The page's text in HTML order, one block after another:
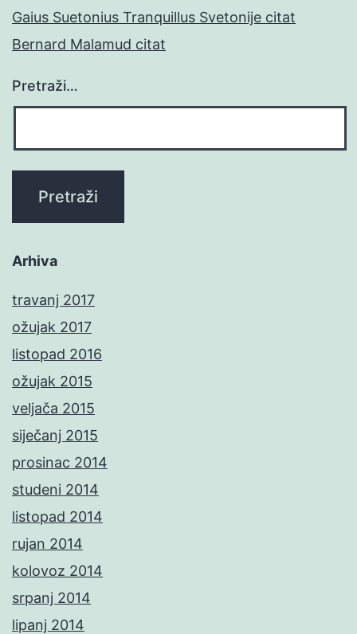
Gaius Suetonius Tranquillus Svetonije citat
Bernard Malamud citat
Pretraži…
Arhiva
travanj 2017
ožujak 2017
listopad 2016
ožujak 2015
veljača 2015
siječanj 2015
prosinac 2014
studeni 2014
listopad 2014
rujan 2014
kolovoz 2014
srpanj 2014
lipanj 2014